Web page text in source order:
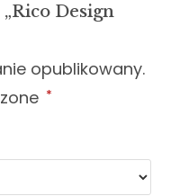
Design
opublikowany.
*